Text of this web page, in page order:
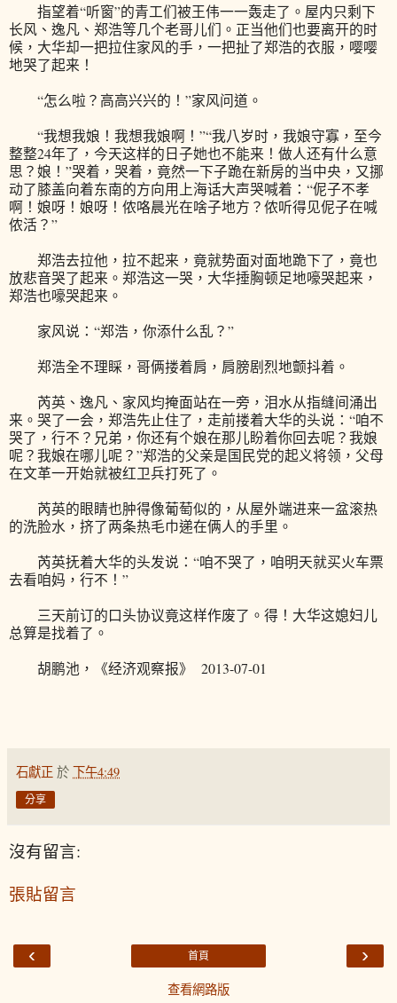
指望着“听窗”的青工们被王伟一一轰走了。屋内只剩下
长风、逸凡、郑浩等几个老哥儿们。正当他们也要离开的时
候，大华却一把拉住家风的手，一把扯了郑浩的衣服，嘤嘤
地哭了起来！
“怎么啦？高高兴兴的！”家风问道。
“我想我娘！我想我娘啊！”“我八岁时，我娘守寡，至今
整整24年了，今天这样的日子她也不能来！做人还有什么意
思？娘！”哭着，哭着，竟然一下子跪在新房的当中央，又挪
动了膝盖向着东南的方向用上海话大声哭喊着：“伲子不孝
啊！娘呀！娘呀！侬咯晨光在啥子地方？侬听得见伲子在喊
侬活？”
郑浩去拉他，拉不起来，竟就势面对面地跪下了，竟也
放悲音哭了起来。郑浩这一哭，大华捶胸顿足地嚎哭起来，
郑浩也嚎哭起来。
家风说：“郑浩，你添什么乱？”
郑浩全不理睬，哥俩搂着肩，肩膀剧烈地颤抖着。
芮英、逸凡、家风均掩面站在一旁，泪水从指缝间涌出
来。哭了一会，郑浩先止住了，走前搂着大华的头说：“咱不
哭了，行不？兄弟，你还有个娘在那儿盼着你回去呢？我娘
呢？我娘在哪儿呢？”郑浩的父亲是国民党的起义将领，父母
在文革一开始就被红卫兵打死了。
芮英的眼睛也肿得像葡萄似的，从屋外端进来一盆滚热
的洗脸水，挤了两条热毛巾递在俩人的手里。
芮英抚着大华的头发说：“咱不哭了，咱明天就买火车票
去看咱妈，行不！”
三天前订的口头协议竟这样作废了。得！大华这媳妇儿
总算是找着了。
胡鹏池，《经济观察报》 2013-07-01
石獻正 於 下午4:49
分享
沒有留言:
張貼留言
‹ ›
首頁
查看網路版